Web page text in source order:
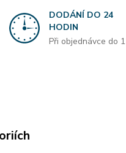
DODÁNÍ DO 24
HODIN
Při objednávce do